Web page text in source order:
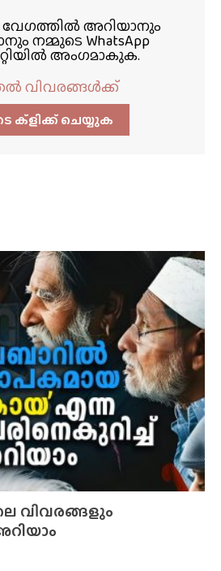
അറിയാനും
നമ്മുടെ WhatsApp
അംഗമാകുക.
വിവരങ്ങൾക്ക്
ക്ളിക്ക്‌ ചെയ്യുക
വിവരങ്ങളും